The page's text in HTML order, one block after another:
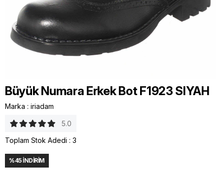
Büyük Numara Erkek Bot F1923 SIYAH
Marka : iriadam
5.0
Toplam Stok Adedi : 3
%45İNDIRIM